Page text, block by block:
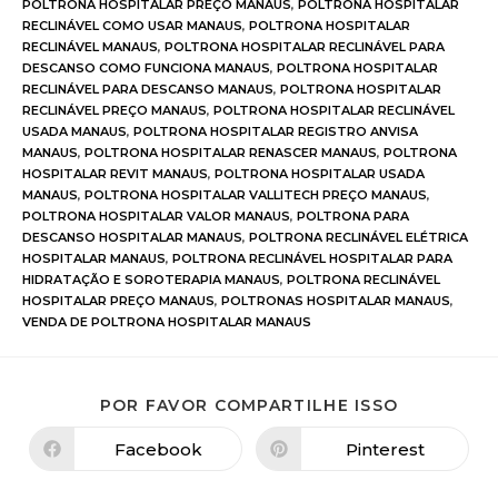
POLTRONA HOSPITALAR PREÇO MANAUS, POLTRONA HOSPITALAR
RECLINÁVEL COMO USAR MANAUS, POLTRONA HOSPITALAR
RECLINÁVEL MANAUS, POLTRONA HOSPITALAR RECLINÁVEL PARA
DESCANSO COMO FUNCIONA MANAUS, POLTRONA HOSPITALAR
RECLINÁVEL PARA DESCANSO MANAUS, POLTRONA HOSPITALAR
RECLINÁVEL PREÇO MANAUS, POLTRONA HOSPITALAR RECLINÁVEL
USADA MANAUS, POLTRONA HOSPITALAR REGISTRO ANVISA
MANAUS, POLTRONA HOSPITALAR RENASCER MANAUS, POLTRONA
HOSPITALAR REVIT MANAUS, POLTRONA HOSPITALAR USADA
MANAUS, POLTRONA HOSPITALAR VALLITECH PREÇO MANAUS,
POLTRONA HOSPITALAR VALOR MANAUS, POLTRONA PARA
DESCANSO HOSPITALAR MANAUS, POLTRONA RECLINÁVEL ELÉTRICA
HOSPITALAR MANAUS, POLTRONA RECLINÁVEL HOSPITALAR PARA
HIDRATAÇÃO E SOROTERAPIA MANAUS, POLTRONA RECLINÁVEL
HOSPITALAR PREÇO MANAUS, POLTRONAS HOSPITALAR MANAUS,
VENDA DE POLTRONA HOSPITALAR MANAUS
POR FAVOR COMPARTILHE ISSO
Facebook Pinterest